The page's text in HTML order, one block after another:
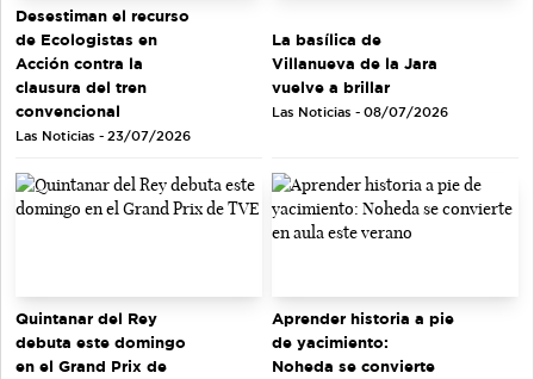
Desestiman el recurso
de Ecologistas en
Acción contra la
clausura del tren
convencional
Las Noticias - 23/07/2026
La basílica de
Villanueva de la Jara
vuelve a brillar
Las Noticias - 08/07/2026
Quintanar del Rey
debuta este domingo
en el Grand Prix de
Aprender historia a pie
de yacimiento:
Noheda se convierte